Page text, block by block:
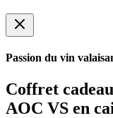
Passion du vin
Coffret
AOC VS en